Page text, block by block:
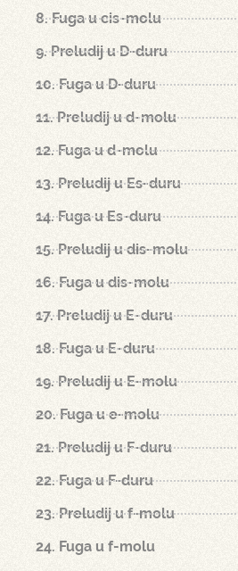
8. Fuga u cis-molu
9. Preludij u D-duru
10. Fuga u D-duru
11. Preludij u d-molu
12. Fuga u d-molu
13. Preludij u Es-duru
14. Fuga u Es-duru
15. Preludij u dis-molu
16. Fuga u dis-molu
17. Preludij u E-duru
18. Fuga u E-duru
19. Preludij u E-molu
20. Fuga u e-molu
21. Preludij u F-duru
22. Fuga u F-duru
23. Preludij u f-molu
24. Fuga u f-molu